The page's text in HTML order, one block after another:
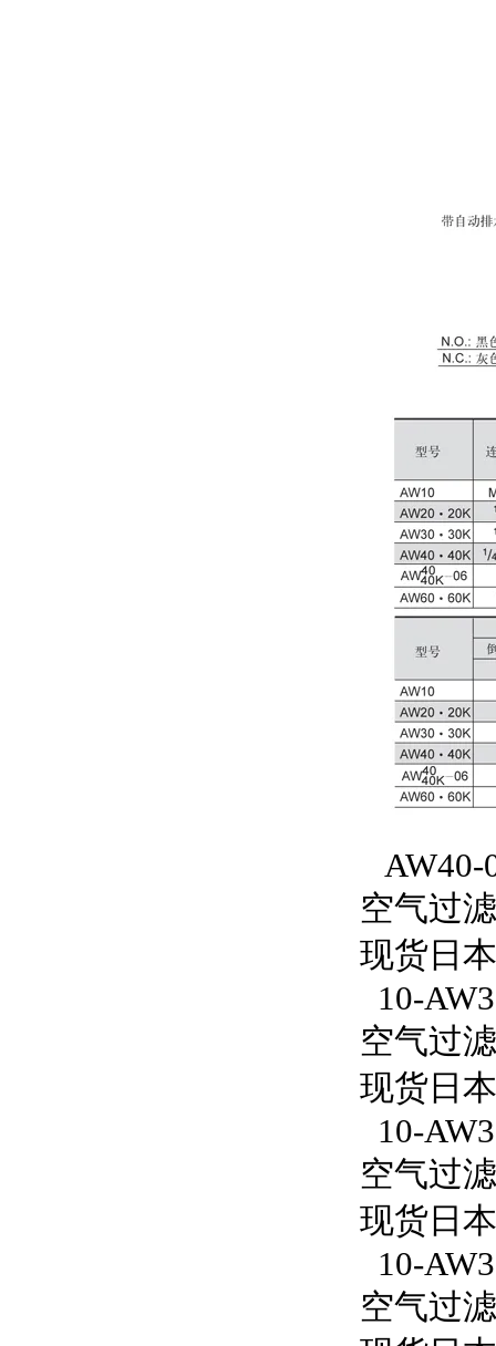
AW40-
空气过
现货日
10-
空气过
现货日
10-
空气过
现货日
10-
空气过